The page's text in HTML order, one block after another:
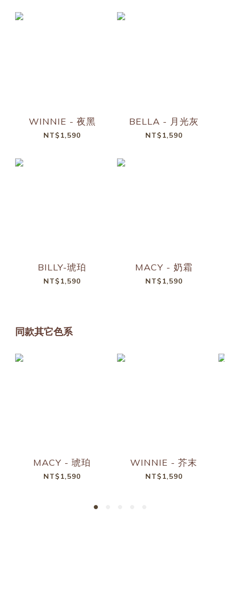
WINNIE - 夜黑
NT$1,590
BELLA - 月光灰
NT$1,590
BILLY-琥珀
NT$1,590
MACY - 奶霜
NT$1,590
同款其它色系
MACY - 琥珀
NT$1,590
WINNIE - 芥末
NT$1,590